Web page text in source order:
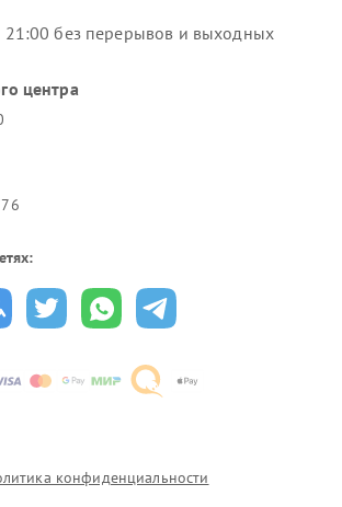
без перерывов и выходных
центра
конфиденциальности